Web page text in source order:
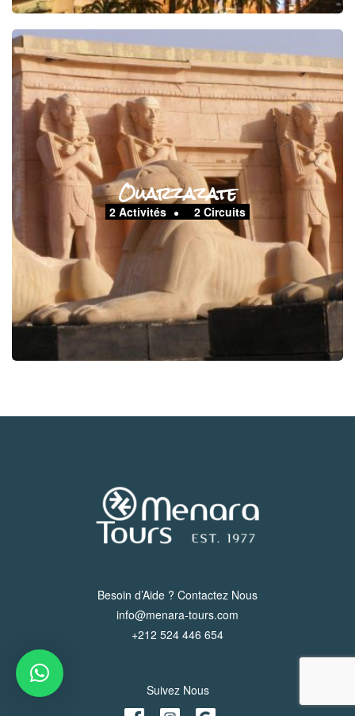
Ouarzazate
2 Activités 2 Circuits
Besoin d’Aide ? Contactez Nous
info@menara-tours.com
+212 524 446 654
Suivez Nous